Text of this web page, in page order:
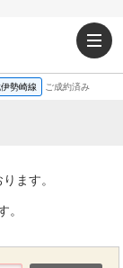
勢崎線 ご成約済み
ます。
。